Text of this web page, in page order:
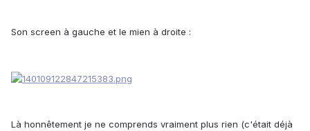
Son screen à gauche et le mien à droite :
Là honnêtement je ne comprends vraiment plus rien (c'était déjà